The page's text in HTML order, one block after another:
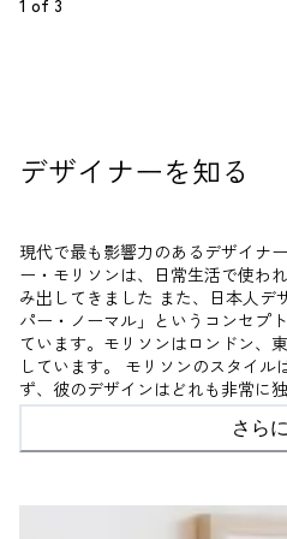
1 of 3
デザイナーを知る
現代で最も影響力のあるデザイナ
ー・モリソンは、日常生活で使わ
み出してきました また、日本人デ
パー・ノーマル」というコンセプ
ています。モリソンはロンドン、
しています。
モリソンのスタイル
ず、彼のデザインはどれも非常に
デザインミュージアムやギャラリ
さら